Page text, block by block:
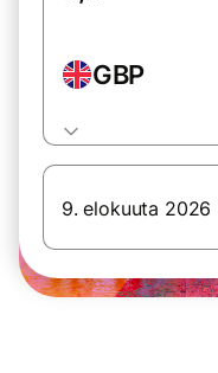
GBP
9. elokuuta 2026